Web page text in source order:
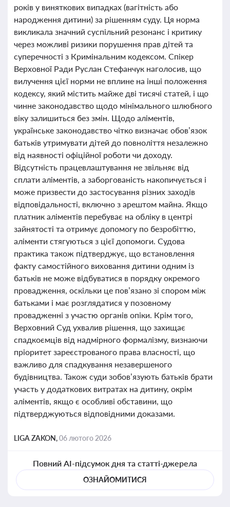
років у виняткових випадках (вагітність або
народження дитини) за рішенням суду. Ця норма
викликала значний суспільний резонанс і критику
через можливі ризики порушення прав дітей та
суперечності з Кримінальним кодексом. Спікер
Верховної Ради Руслан Стефанчук наголосив, що
вилучення цієї норми не вплине на інші положення
кодексу, який містить майже дві тисячі статей, і що
чинне законодавство щодо мінімального шлюбного
віку залишиться без змін. Щодо аліментів,
українське законодавство чітко визначає обов’язок
батьків утримувати дітей до повноліття незалежно
від наявності офіційної роботи чи доходу.
Відсутність працевлаштування не звільняє від
сплати аліментів, а заборгованість накопичується і
може призвести до застосування різних заходів
відповідальності, включно з арештом майна. Якщо
платник аліментів перебуває на обліку в центрі
зайнятості та отримує допомогу по безробіттю,
аліменти стягуються з цієї допомоги. Судова
практика також підтверджує, що встановлення
факту самостійного виховання дитини одним із
батьків не може відбуватися в порядку окремого
провадження, оскільки це пов’язано зі спором між
батьками і має розглядатися у позовному
провадженні з участю органів опіки. Крім того,
Верховний Суд ухвалив рішення, що захищає
спадкоємців від надмірного формалізму, визнаючи
пріоритет зареєстрованого права власності, що
важливо для спадкування незавершеного
будівництва. Також суди зобов’язують батьків брати
участь у додаткових витратах на дитину, окрім
аліментів, якщо є особливі обставини, що
підтверджуються відповідними доказами.
LIGA ZAKON,06 лютого 2026
Повний AI-підсумок дня та статті-джерела
ОЗНАЙОМИТИСЯ